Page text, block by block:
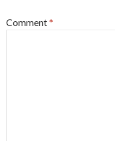
Comment*